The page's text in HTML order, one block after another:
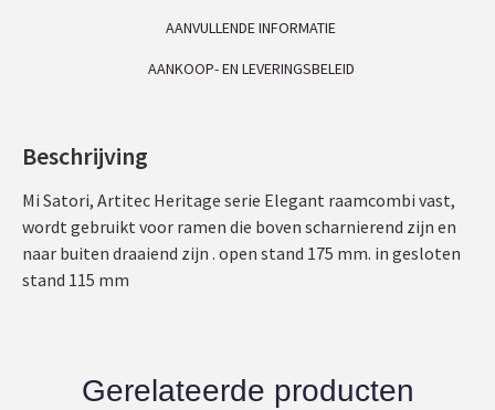
AANVULLENDE INFORMATIE
AANKOOP- EN LEVERINGSBELEID
Beschrijving
Mi Satori, Artitec Heritage serie Elegant raamcombi vast,
wordt gebruikt voor ramen die boven scharnierend zijn en
naar buiten draaiend zijn . open stand 175 mm. in gesloten
stand 115 mm
Gerelateerde producten